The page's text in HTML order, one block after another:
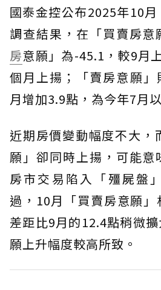
國泰金控公布2025年10月
調查結果，在「買賣房意
房意願」為-45.1，較9月
個月上揚；「賣房意願
月增加3.9點，為今年7月
近期房價變動幅度不大，
願」卻同時上揚，可能意
房市交易陷入「殭屍盤
過，10月「買賣房意願
差距比9月的12.4點稍微
願上升幅度較高所致。